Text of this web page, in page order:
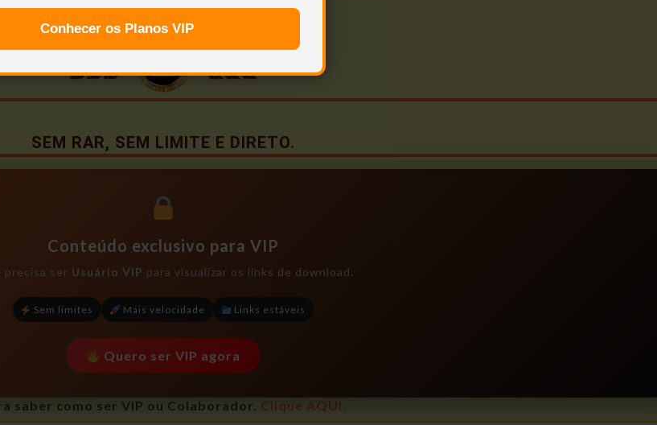
Conhecer os Planos VIP
SEM RAR, SEM LIMITE E DIRETO.
Conteúdo exclusivo para VIP
precisa ser Usuário VIP para visualizar os links de download.
Sem limites Mais velocidade Links estáveis
Quero ser VIP agora
saber como ser VIP ou Colaborador. Clique AQUI.